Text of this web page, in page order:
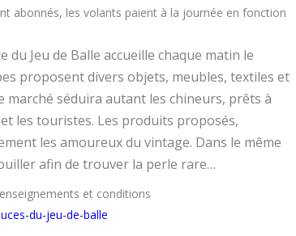
abonnés, les volants paient à la journée en fonction
du Jeu de Balle accueille chaque matin le
proposent divers objets, meubles, textiles et
marché séduira autant les chineurs, prêts à
les touristes. Les produits proposés,
les amoureux du vintage. Dans le même
afin de trouver la perle rare…
et conditions
du-jeu-de-balle